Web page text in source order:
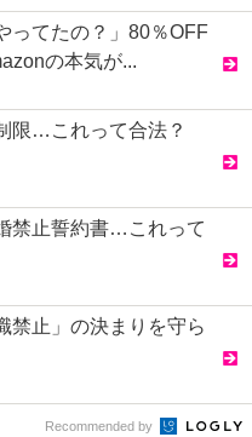
ってたの？」80％OFF
の本気が...
限…これって合法？
禁止誓約書…これって
禁止」の決まりを守ら
Recommended by